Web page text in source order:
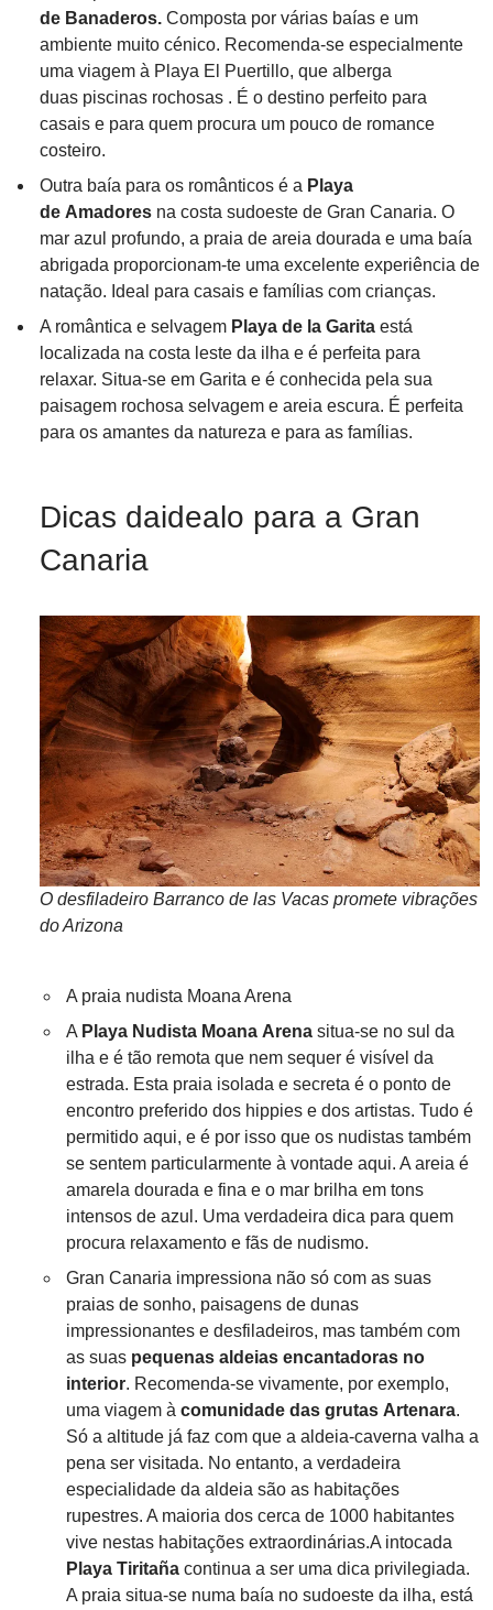
de Banaderos. Composta por várias baías e um
ambiente muito cénico. Recomenda-se especialmente
uma viagem à Playa El Puertillo, que alberga
duas piscinas rochosas . É o destino perfeito para
casais e para quem procura um pouco de romance
costeiro.
Outra baía para os românticos é a Playa
de Amadores na costa sudoeste de Gran Canaria. O
mar azul profundo, a praia de areia dourada e uma baía
abrigada proporcionam-te uma excelente experiência de
natação. Ideal para casais e famílias com crianças.
A romântica e selvagem Playa de la Garita está
localizada na costa leste da ilha e é perfeita para
relaxar. Situa-se em Garita e é conhecida pela sua
paisagem rochosa selvagem e areia escura. É perfeita
para os amantes da natureza e para as famílias.
Dicas daidealo para a Gran
Canaria
O desfiladeiro Barranco de las Vacas promete vibrações
do Arizona
A praia nudista Moana Arena
A Playa Nudista Moana Arena situa-se no sul da
ilha e é tão remota que nem sequer é visível da
estrada. Esta praia isolada e secreta é o ponto de
encontro preferido dos hippies e dos artistas. Tudo é
permitido aqui, e é por isso que os nudistas também
se sentem particularmente à vontade aqui. A areia é
amarela dourada e fina e o mar brilha em tons
intensos de azul. Uma verdadeira dica para quem
procura relaxamento e fãs de nudismo.
Gran Canaria impressiona não só com as suas
praias de sonho, paisagens de dunas
impressionantes e desfiladeiros, mas também com
as suas pequenas aldeias encantadoras no
interior. Recomenda-se vivamente, por exemplo,
uma viagem à comunidade das grutas Artenara.
Só a altitude já faz com que a aldeia-caverna valha a
pena ser visitada. No entanto, a verdadeira
especialidade da aldeia são as habitações
rupestres. A maioria dos cerca de 1000 habitantes
vive nestas habitações extraordinárias.A intocada
Playa Tiritaña continua a ser uma dica privilegiada.
A praia situa-se numa baía no sudoeste da ilha, está